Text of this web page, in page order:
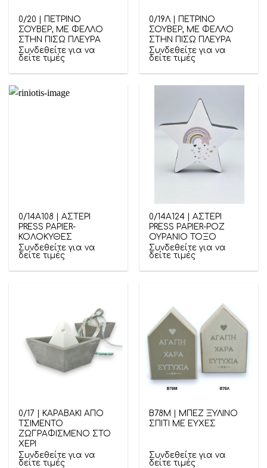
0/20 | ΠΕΤΡΙΝΟ
ΣΟΥΒΕΡ, ΜΕ ΦΕΛΛΟ
ΣΤΗΝ ΠΙΣΩ ΠΛΕΥΡΑ
Συνδεθείτε για να
δείτε τιμές
0/19Λ | ΠΕΤΡΙΝΟ
ΣΟΥΒΕΡ, ΜΕ ΦΕΛΛΟ
ΣΤΗΝ ΠΙΣΩ ΠΛΕΥΡΑ
Συνδεθείτε για να
δείτε τιμές
0/14Α108 | ΑΣΤΕΡΙ
PRESS PAPIER-
ΚΟΛΟΚΥΘΕΣ
Συνδεθείτε για να
δείτε τιμές
0/14Α124 | ΑΣΤΕΡΙ
PRESS PAPIER-ΡΟΖ
ΟΥΡΑΝΙΟ ΤΟΞΟ
Συνδεθείτε για να
δείτε τιμές
0/17 | ΚΑΡΑΒΑΚΙ ΑΠΟ
ΤΣΙΜΕΝΤΟ
ΖΩΓΡΑΦΙΣΜΕΝΟ ΣΤΟ
ΧΕΡΙ
Συνδεθείτε για να
δείτε τιμές
Β78Μ | ΜΠΕΖ ΞΥΛΙΝΟ
ΣΠΙΤΙ ΜΕ ΕΥΧΕΣ
Συνδεθείτε για να
δείτε τιμές